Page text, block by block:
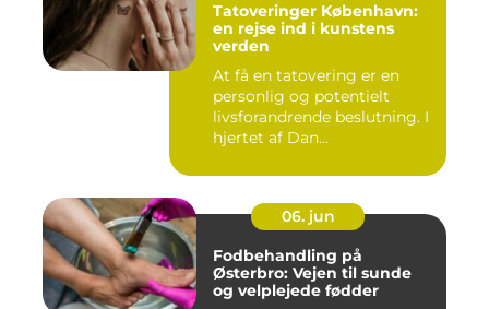
Tatoveringer København:
en rejse ind i kunstens
verden
At få en tatovering er en
personlig og potentielt
livsforandrende beslutning. I
hjertet af Dan...
06. jun
Fodbehandling på
Østerbro: Vejen til sunde
og velplejede fødder